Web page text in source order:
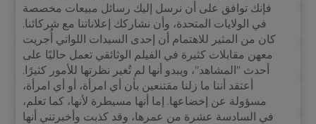
فإنك توافق على أن نرسل إليك رسائل مبيعات مخصصة
في الولايات المتحدة، وأن نشاركك إعلاناتنا مع شركائنا.
كان من المثير للاهتمام أن إحدى السيدات اللواتي أُجريت
معهن مقابلات كثيرة في الفيلم الوثائقي تعمل حاليًا على
أحدث "المشاهد"، ويبدو أنها لم تُغير نظرتها للأمور كثيرًا.
أعتقد أننا ما زلنا مقتنعين بأن أي امرأة، أو أي امرأة،
مسؤولة عن إخضاعها. إما أنها مسيطرة لأنها، كما تعلم،
في السادسة عشرة من عمرها، وقد كذبت وأخبرتني أنها